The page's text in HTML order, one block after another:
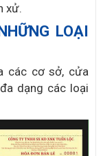
xử.
LOẠI
các cơ sở, cửa
dạng các loại